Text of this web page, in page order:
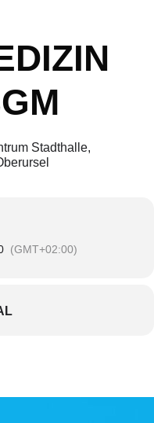
Stadthalle,
(GMT+02:00)